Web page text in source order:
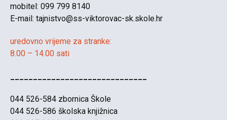
mobitel: 099 799 8140
E-mail: tajnistvo@ss-viktorovac-sk.skole.hr
uredovno vrijeme za stranke:
8.00 – 14.00 sati
044 526-584 zbornica Škole
044 526-586 školska knjižnica